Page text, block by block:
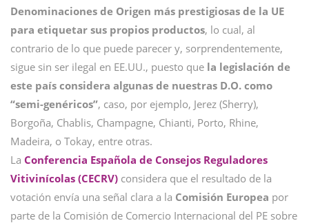
Denominaciones de Origen más prestigiosas de la UE
para etiquetar sus propios productos, lo cual, al
contrario de lo que puede parecer y, sorprendentemente,
sigue sin ser ilegal en EE.UU., puesto que la legislación de
este país considera algunas de nuestras D.O. como
“semi-genéricos”, caso, por ejemplo, Jerez (Sherry),
Borgoña, Chablis, Champagne, Chianti, Porto, Rhine,
Madeira, o Tokay, entre otras.
La Conferencia Española de Consejos Reguladores
Vitivinícolas (CECRV) considera que el resultado de la
votación envía una señal clara a la Comisión Europea por
parte de la Comisión de Comercio Internacional del PE sobre